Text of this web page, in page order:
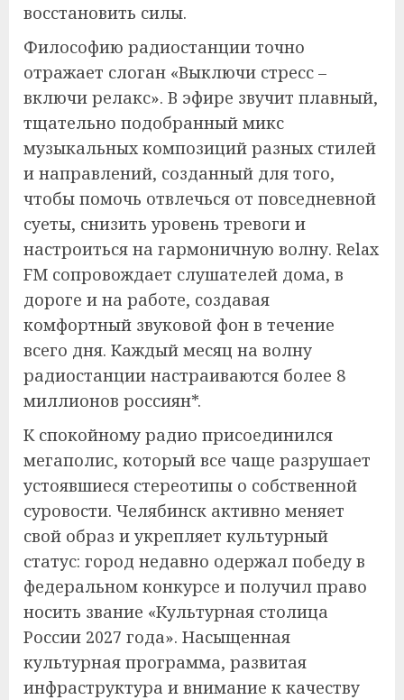
восстановить силы.
Философию радиостанции точно
отражает слоган «Выключи стресс –
включи релакс». В эфире звучит плавный,
тщательно подобранный микс
музыкальных композиций разных стилей
и направлений, созданный для того,
чтобы помочь отвлечься от повседневной
суеты, снизить уровень тревоги и
настроиться на гармоничную волну. Relax
FM сопровождает слушателей дома, в
дороге и на работе, создавая
комфортный звуковой фон в течение
всего дня. Каждый месяц на волну
радиостанции настраиваются более 8
миллионов россиян*.
К спокойному радио присоединился
мегаполис, который все чаще разрушает
устоявшиеся стереотипы о собственной
суровости. Челябинск активно меняет
свой образ и укрепляет культурный
статус: город недавно одержал победу в
федеральном конкурсе и получил право
носить звание «Культурная столица
России 2027 года». Насыщенная
культурная программа, развитая
инфраструктура и внимание к качеству